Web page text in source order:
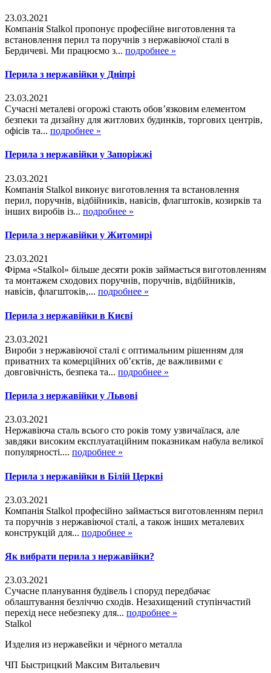
23.03.2021
Компанія Stalkol пропонує професійне виготовлення та
встановлення перил та поручнів з нержавіючої сталі в
Бердичеві. Ми працюємо з... подробнее »
Перила з нержавійки у Дніпрі
23.03.2021
Сучасні металеві огорожі стають обов’язковим елементом
безпеки та дизайну для житлових будинків, торгових центрів,
офісів та... подробнее »
Перила з нержавійки у Запоріжжі
23.03.2021
Компанія Stalkol виконує виготовлення та встановлення
перил, поручнів, відбійників, навісів, флагштоків, козирків та
інших виробів із... подробнее »
Перила з нержавійки у Житомирі
23.03.2021
Фірма «Stalkol» більше десяти років займається виготовленням
та монтажем сходових поручнів, поручнів, відбійників,
навісів, флагштоків,... подробнее »
Перила з нержавійки в Києві
23.03.2021
Вироби з нержавіючої сталі є оптимальним рішенням для
приватних та комерційних об’єктів, де важливими є
довговічність, безпека та... подробнее »
Перила з нержавійки у Львові
23.03.2021
Нержавіюча сталь всього сто років тому узвичаїлася, але
завдяки високим експлуатаційним показникам набула великої
популярності.... подробнее »
Перила з нержавійки в Білій Церкві
23.03.2021
Компанія Stalkol професійно займається виготовленням перил
та поручнів з нержавіючої сталі, а також інших металевих
конструкцій для... подробнее »
Як вибрати перила з нержавійки?
23.03.2021
Сучасне планування будівель і споруд передбачає
облаштування безліччю сходів. Незахищений ступінчастий
перехід несе небезпеку для... подробнее »
Stalkol
Изделия из нержавейки и чёрного металла
ЧП Быстрицкий Максим Витальевич